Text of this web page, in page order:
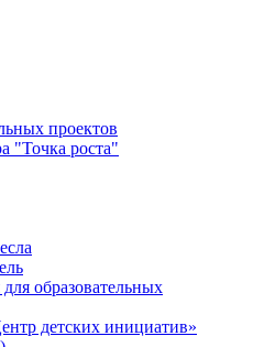
проектов
"Точка роста"
образовательных
детских инициатив»